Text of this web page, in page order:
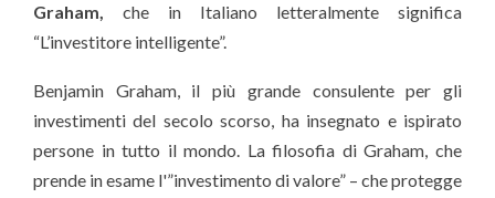
Graham, che in Italiano letteralmente significa
“L’investitore intelligente”.
Benjamin Graham, il più grande consulente per gli
investimenti del secolo scorso, ha insegnato e ispirato
persone in tutto il mondo. La filosofia di Graham, che
prende in esame l'”investimento di valore” – che protegge